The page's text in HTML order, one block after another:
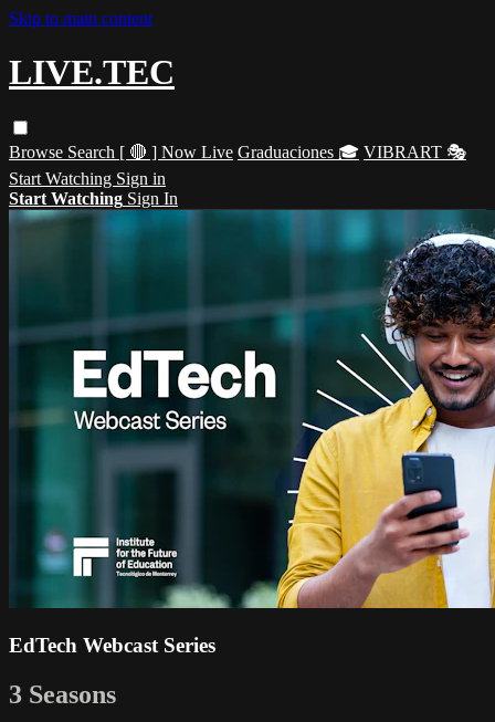
Skip to main content
LIVE.TEC
Browse Search [ 🔴 ] Now Live Graduaciones 🎓 VIBRART 🎭
Start Watching Sign in
Start Watching Sign In
EdTech Webcast Series
3 Seasons